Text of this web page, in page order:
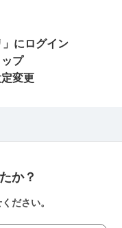
にログイン
プ
変更
か？
ださい。